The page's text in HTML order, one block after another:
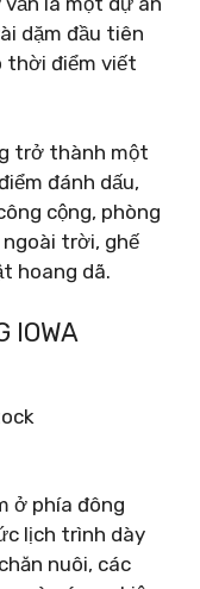
dặm đầu tiên
thời điểm viết
trở thành một
đánh dấu,
cộng, phòng
trời, ghế
hoang dã.
IOWA
ở phía đông
lịch trình dày
nuôi, các